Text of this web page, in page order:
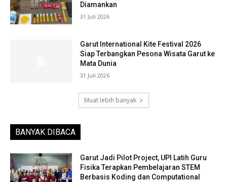
Diamankan
31 Juli 2026
Garut International Kite Festival 2026
Siap Terbangkan Pesona Wisata Garut ke
Mata Dunia
31 Juli 2026
Muat lebih banyak
BANYAK DIBACA
Garut Jadi Pilot Project, UPI Latih Guru
Fisika Terapkan Pembelajaran STEM
Berbasis Koding dan Computational